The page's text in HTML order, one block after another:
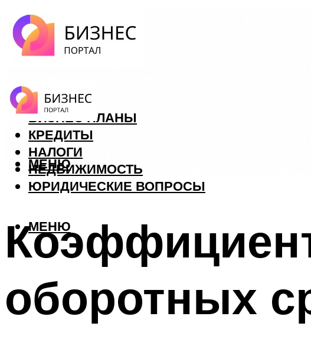
ФОРЕКС
БИЗНЕС ПЛАНЫ
КРЕДИТЫ
НАЛОГИ
НЕДВИЖИМОСТЬ
ЮРИДИЧЕСКИЕ ВОПРОСЫ
МЕНЮ
МЕНЮ
оборотных